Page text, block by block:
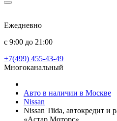
Ежедневно
с 9:00 до 21:00
+7(499) 455-43-49
Многоканальный
Авто в наличии в Москве
Nissan
Nissan Tiida, автокредит и
«Астар Моторс»